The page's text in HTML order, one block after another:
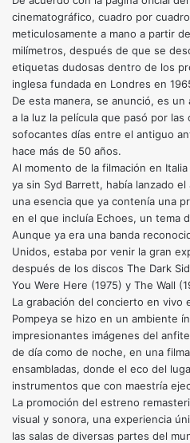
cinematográfico, cuadro por
meticulosamente a mano a partir
milímetros, después de que se
etiquetas dudosas dentro de los
inglesa fundada en Londres en
De esta manera, se anunció, es
a la luz la película que pasó por las
sofocantes días entre el antiguo
hace más de 50 años.
Al momento de la filmación en
ya sin Syd Barrett, había lanzado
una esencia que ya contenía una
en el que incluía Echoes, un tema
Aunque ya era una banda
Unidos, estaba por venir la gran
después de los discos The Dark
You Were Here (1975) y The Wall
La grabación del concierto en vivo
Pompeya se hizo en un ambiente
impresionantes imágenes del
de día como de noche, en una
ensambladas, donde el eco del
instrumentos que con maestría
La promoción del estreno
visual y sonora, una experiencia
las salas de diversas partes del